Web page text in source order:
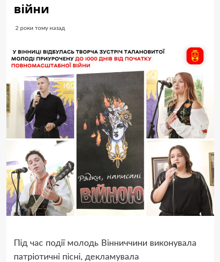
війни
2 роки тому назад
Під час події молодь Вінниччини виконувала
патріотичні пісні, декламувала